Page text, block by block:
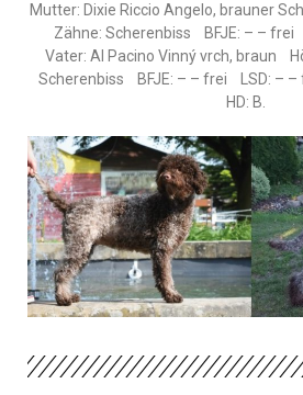
Mutter: Dixie Riccio Angelo, brauner
Zähne: Scherenbiss BFJE: – –
Vater: Al Pacino Vinný vrch, braun
Scherenbiss BFJE: – – frei LSD: – –
HD: B.